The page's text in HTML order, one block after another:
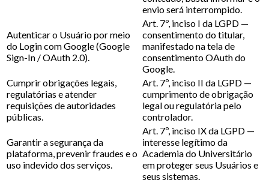
envio será interrompido.
Autenticar o Usuário por meio
do Login com Google (Google
Sign-In / OAuth 2.0).
Art. 7º, inciso I da LGPD —
consentimento do titular,
manifestado na tela de
consentimento OAuth do
Google.
Cumprir obrigações legais,
regulatórias e atender
requisições de autoridades
públicas.
Art. 7º, inciso II da LGPD —
cumprimento de obrigação
legal ou regulatória pelo
controlador.
Garantir a segurança da
plataforma, prevenir fraudes e o
uso indevido dos serviços.
Art. 7º, inciso IX da LGPD —
interesse legítimo da
Academia do Universitário
em proteger seus Usuários e
seus sistemas.